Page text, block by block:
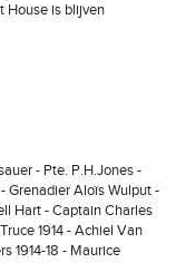
House is blijven
- Pte. P.H.Jones -
Grenadier Aloïs Wulput -
Hart - Captain Charles
1914 - Achiel Van
1914-18 - Maurice